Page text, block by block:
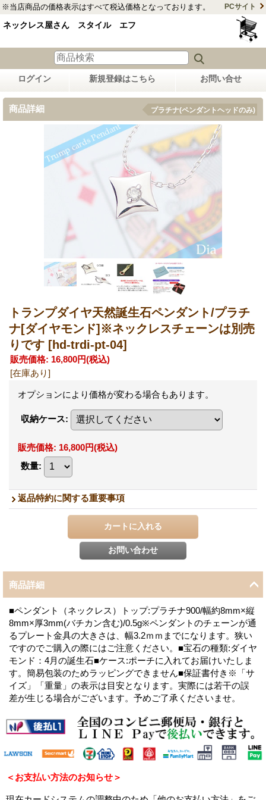
※当店商品の価格表示はすべて税込価格となっております。 PCサイト
ネックレス屋さん スタイル エフ
ログイン 新規登録はこちら お問い合せ
商品詳細 プラチナ(ペンダントヘッドのみ)
トランプダイヤ天然誕生石ペンダント/プラチ
ナ[ダイヤモンド]※ネックレスチェーンは別売
りです [hd-trdi-pt-04]
販売価格: 16,800円(税込)
[在庫あり]
オプションにより価格が変わる場合もあります。
収納ケース:
販売価格: 16,800円(税込)
数量:
返品特約に関する重要事項
商品詳細
■ペンダント（ネックレス）トップ:プラチナ900/幅約8mm×縦
8mm×厚3mm(バチカン含む)/0.5g※ペンダントのチェーンが通
るプレート金具の大きさは、幅3.2ｍｍまでになります。狭い
ですのでご購入の際にはご注意ください。■宝石の種類:ダイヤ
モンド：4月の誕生石■ケース:ポーチに入れてお届けいたしま
す。簡易包装のためラッピングできません■保証書付き※「サ
イズ」「重量」の表示は目安となります。実際には若干の誤
差が生じる場合がございます。予めご了承くださいませ。
＜お支払い方法のお知らせ＞